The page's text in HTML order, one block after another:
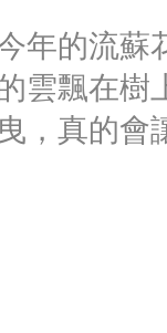
年的流蘇
雲飄在樹
曳，真的會